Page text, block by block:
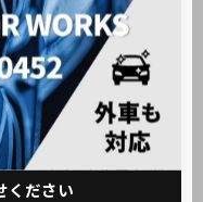
すい状態にしてしま
分を拭き取らない
ります。
中性洗剤を用いた
ンテナンス洗車を習
ください